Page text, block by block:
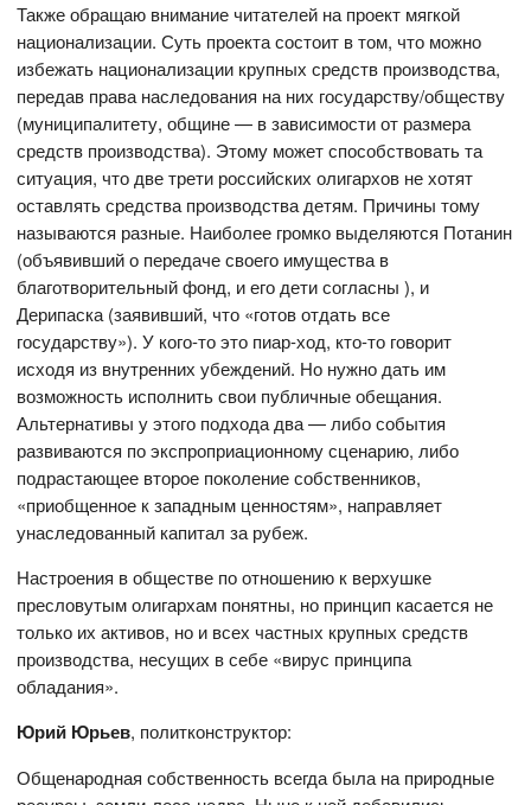
Также обращаю внимание читателей на проект мягкой
национализации. Суть проекта состоит в том, что можно
избежать национализации крупных средств производства,
передав права наследования на них государству/обществу
(муниципалитету, общине — в зависимости от размера
средств производства). Этому может способствовать та
ситуация, что две трети российских олигархов не хотят
оставлять средства производства детям. Причины тому
называются разные. Наиболее громко выделяются Потанин
(объявивший о передаче своего имущества в
благотворительный фонд, и его дети согласны ), и
Дерипаска (заявивший, что «готов отдать все
государству»). У кого-то это пиар-ход, кто-то говорит
исходя из внутренних убеждений. Но нужно дать им
возможность исполнить свои публичные обещания.
Альтернативы у этого подхода два — либо события
развиваются по экспроприационному сценарию, либо
подрастающее второе поколение собственников,
«приобщенное к западным ценностям», направляет
унаследованный капитал за рубеж.
Настроения в обществе по отношению к верхушке
пресловутым олигархам понятны, но принцип касается не
только их активов, но и всех частных крупных средств
производства, несущих в себе «вирус принципа
обладания».
Юрий Юрьев, политконструктор:
Общенародная собственность всегда была на природные